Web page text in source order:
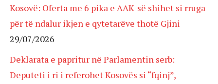
Kosovë: Oferta me 6 pika e AAK-së shihet si rruga
për të ndalur ikjen e qytetarëve thotë Gjini
29/07/2026
Deklarata e papritur në Parlamentin serb:
Deputeti i ri i referohet Kosovës si “fqinj”,